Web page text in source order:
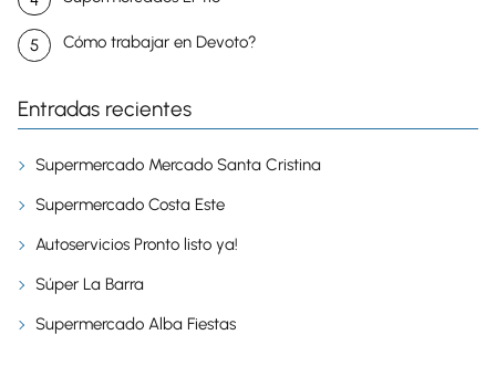
Cómo trabajar en Devoto?
Entradas recientes
Supermercado Mercado Santa Cristina
Supermercado Costa Este
Autoservicios Pronto listo ya!
Súper La Barra
Supermercado Alba Fiestas